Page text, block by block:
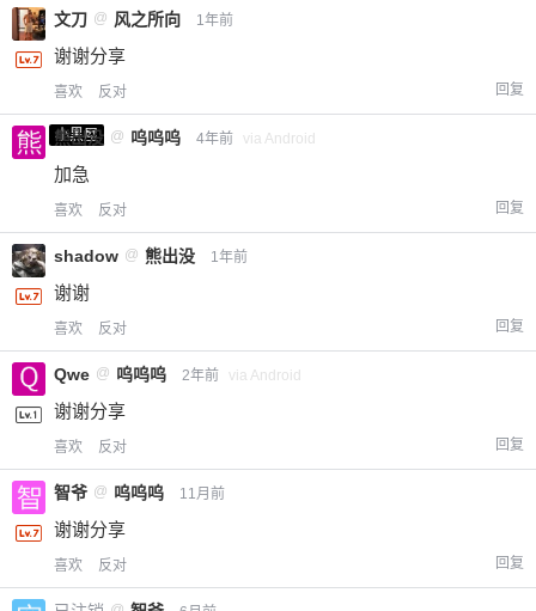
文刀 @ 风之所向 1年前
谢谢分享
喜欢 反对 回复
小黑屋
熊出没 @ 呜呜呜 4年前 via Android
加急
喜欢 反对 回复
shadow @ 熊出没 1年前
谢谢
喜欢 反对 回复
Qwe @ 呜呜呜 2年前 via Android
谢谢分享
喜欢 反对 回复
智爷 @ 呜呜呜 11月前
谢谢分享
喜欢 反对 回复